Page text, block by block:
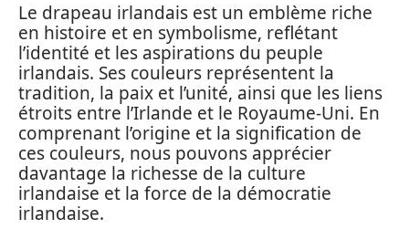
Le drapeau irlandais est un emblème riche
en histoire et en symbolisme, reflétant
l’identité et les aspirations du peuple
irlandais. Ses couleurs représentent la
tradition, la paix et l’unité, ainsi que les liens
étroits entre l’Irlande et le Royaume-Uni. En
comprenant l’origine et la signification de
ces couleurs, nous pouvons apprécier
davantage la richesse de la culture
irlandaise et la force de la démocratie
irlandaise.